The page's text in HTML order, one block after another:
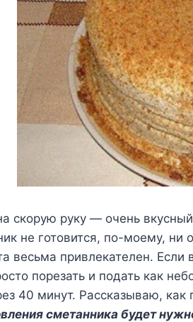
скорую руку — очень
не готовится, по-моему, ни
весьма привлекателен.
порезать и подать как
40 минут. Рассказываю, как
сметанника будет